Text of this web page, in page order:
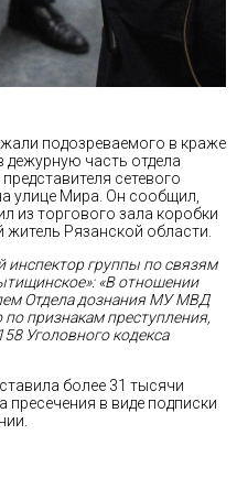
подозреваемого в краже
дежурную часть отдела
сетевого
улице Мира. Он сообщил,
из торгового зала коробки
житель Рязанской области.
инспектор группы по связям
«В отношении
Отдела дознания МУ МВД
признакам преступления,
Уголовного кодекса
более 31 тысячи
пресечения в виде подписки